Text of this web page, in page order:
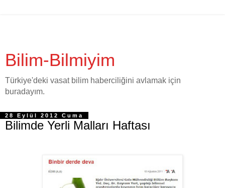
Bilim-Bilmiyim
Türkiye'deki vasat bilim haberciliğini avlamak için
buradayım.
28 Eylül 2012 Cuma
Bilimde Yerli Malları Haftası